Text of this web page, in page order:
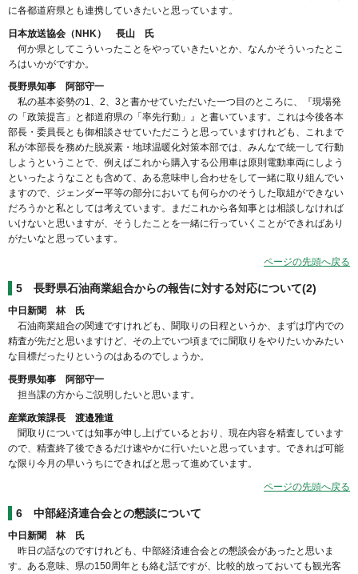
に各都道府県とも連携していきたいと思っています。
日本放送協会（NHK） 長山 氏
何か県としてこういったことをやっていきたいとか、なんかそういったとこ
ろはいかがですか。
長野県知事 阿部守一
私の基本姿勢の1、2、3と書かせていただいた一つ目のところに、『現場発
の「政策提言」と都道府県の「率先行動」』と書いています。これは今後各本
部長・委員長とも御相談させていただこうと思っていますけれども、これまで
私が本部長を務めた脱炭素・地球温暖化対策本部では、みんなで統一して行動
しようということで、例えばこれから購入する公用車は原則電動車両にしよう
といったようなことも含めて、ある意味申し合わせをして一緒に取り組んでい
ますので、ジェンダー平等の部分においても何らかのそうした取組ができない
だろうかと私としては考えています。まだこれから各知事とは相談しなければ
いけないと思いますが、そうしたことを一緒に行っていくことができればあり
がたいなと思っています。
ページの先頭へ戻る
5 長野県石油商業組合からの報告に対する対応について(2)
中日新聞 林 氏
石油商業組合の関連ですけれども、聞取りの日程というか、まずは庁内での
精査が先だと思いますけど、その上でいつ頃までに聞取りをやりたいかみたい
な目標だったりというのはあるのでしょうか。
長野県知事 阿部守一
担当課の方からご説明したいと思います。
産業政策課長 渡邉雅道
聞取りについては知事が申し上げているとおり、現在内容を精査しています
ので、精査終了後できるだけ速やかに行いたいと思っています。できれば可能
な限り今月の早いうちにできればと思って進めています。
ページの先頭へ戻る
6 中部経済連合会との懇談について
中日新聞 林 氏
昨日の話なのですけれども、中部経済連合会との懇談会があったと思いま
す。ある意味、県の150周年とも絡む話ですが、比較的放っておいても観光客